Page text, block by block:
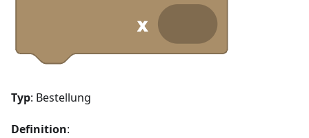
Typ: Bestellung
Definition: